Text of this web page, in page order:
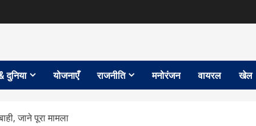
दुनिया योजनाएँ राजनीति मनोरंजन वायरल खेल
जाने पूरा मामला